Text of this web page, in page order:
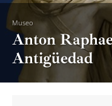
Museo
Anton
Antigüedad